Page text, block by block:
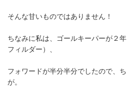
そんな甘いものではありません！
ちなみに私は、ゴールキーパーが２
フィルダー）、
フォワードが半分半分でしたので、
が。